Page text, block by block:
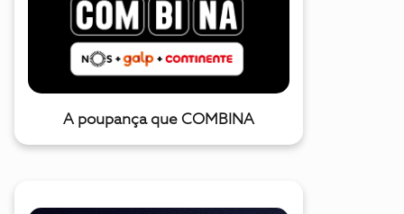
A poupança que COMBINA